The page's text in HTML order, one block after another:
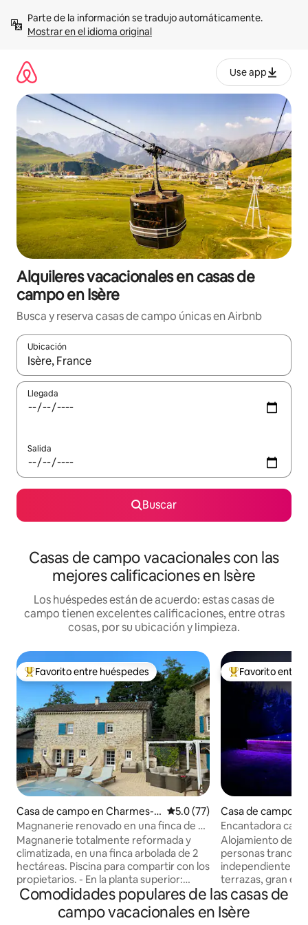
contenidoMostrar en el idioma original
Use app
Alquileres vacacionales en casas de
campo en Isère
Busca y reserva casas de campo únicas en Airbnb
Ubicación
Cuando los resultados estén disponibles, navega con las
Llegada
Salida
Buscar
Casas de campo vacacionales con las
mejores calificaciones en Isère
Los huéspedes están de acuerdo: estas casas de
campo tienen excelentes calificaciones, entre otras
cosas, por su ubicación y limpieza.
Favorito entre huéspedes preferido
Favorito entre huéspedes
Casa de campo en Charmes-s
ur-Rhône
Calificación promedio: 5.0 de
5.0 (77)
Magnanerie renovado en una finca de 20
000 m2
Magnanerie totalmente reformada y
climatizada, en una finca arbolada de 2
hectáreas. Piscina para compartir con los
propietarios. - En la planta superior:
Cocina totalmente equipada dormitorio
(cama de 160) cuarto de baño/aseo - En
la planta baja: zona de juegos (piano,
Favorito entre
Favorito entre
Casa de campo
Encantadora casa
equipada/
Alojamiento de
personas
independiente,
terrazas, gran
cúpula 30 min
gratuito de
min gratis, juego
Comodidades populares de las casas de
campo vacacionales en Isère